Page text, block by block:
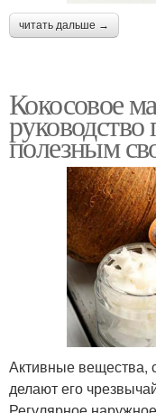
читать дальше →
Кокосовое
полезным
Активные вещества,
делают его